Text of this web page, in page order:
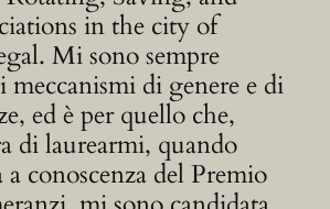
in the city of
Mi sono sempre
meccanismi di genere e di
ed è per quello che,
di laurearmi, quando
conoscenza del Premio